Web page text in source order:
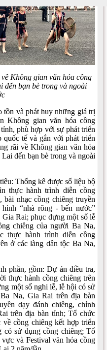
Không gian văn hóa cồng
đến bạn bè trong và ngoài
tồn và phát huy những giá trị
Không gian văn hóa cồng
phù hợp với sự phát triển
tế và gắn với phát triển
rãi về Không gian văn hóa
đến bạn bè trong và ngoài
Thống kê được số liệu bộ
thực hành trình diễn cồng
bài nhạc cồng chiêng truyền
“nhà rông - bến nước”
Rai; phục dựng một số lễ
chiêng của người Ba Na,
thực hành trình diễn cồng
ở các làng dân tộc Ba Na,
phần, gồm: Dự án điều tra,
thực hành cồng chiêng trên
một số nghi lễ, lễ hội có sử
Na, Gia Rai trên địa bàn
dạy đánh chiêng, chỉnh
trên địa bàn tỉnh; Tổ chức
cồng chiêng kết hợp triển
có sử dụng cồng chiêng; Tổ
và Festival văn hóa cồng